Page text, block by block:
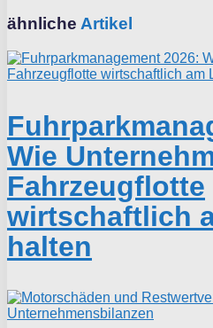
ähnliche Artikel
Wie
Fahrzeugflotte
wirtschaftlich
halten